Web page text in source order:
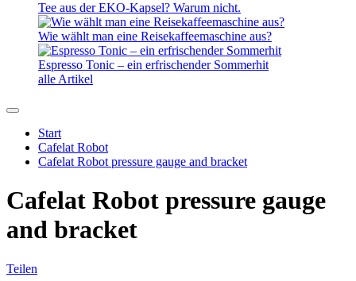
Tee aus der EKO-Kapsel? Warum nicht.
Wie wählt man eine Reisekaffeemaschine aus?
Espresso Tonic – ein erfrischender Sommerhit
alle Artikel
Start
Cafelat Robot
Cafelat Robot pressure gauge and bracket
Cafelat Robot pressure gauge
and bracket
Teilen